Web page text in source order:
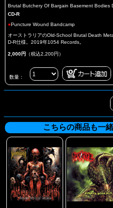
Brutal Butchery Of Bargain Basement Bodies
CD-R
●Puncture Wound Bandcamp
オーストラリアのOld-School Brutal Death
D-R仕様。2019年1054 Records。
2,000円 （税込2,200円）
数量：
こちらの商品も一